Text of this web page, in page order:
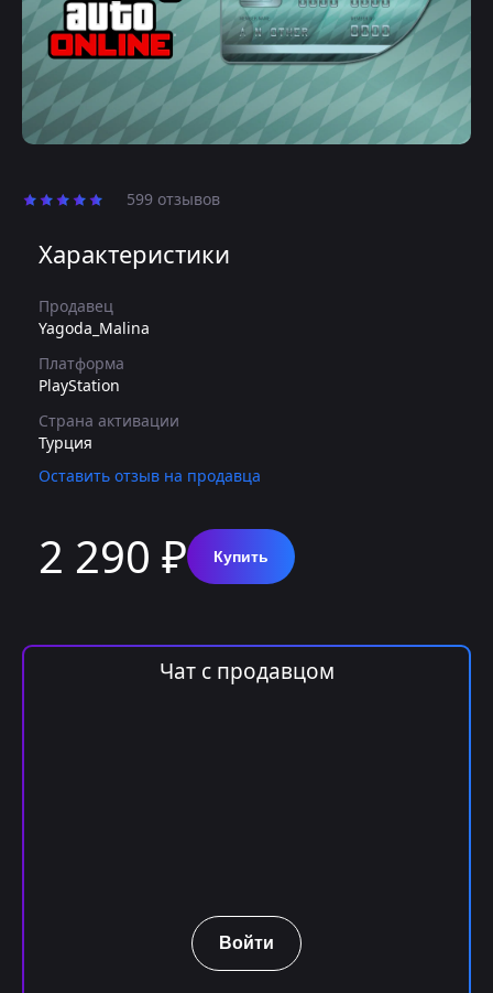
599 отзывов
Характеристики
Продавец
Yagoda_Malina
Платформа
PlayStation
Страна активации
Турция
Оставить отзыв на продавца
2 290 ₽ Купить
Чат с продавцом
Войти